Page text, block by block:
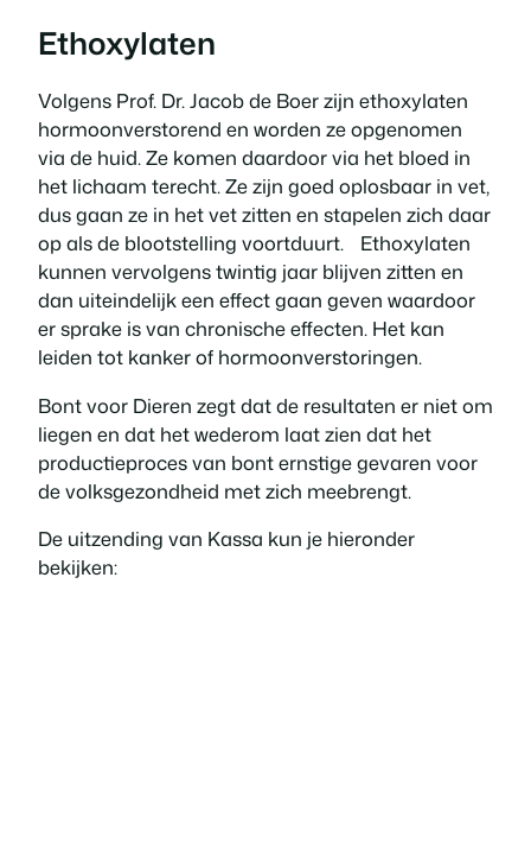
Ethoxylaten
Volgens Prof. Dr. Jacob de Boer zijn ethoxylaten
hormoonverstorend en worden ze opgenomen
via de huid. Ze komen daardoor via het bloed in
het lichaam terecht. Ze zijn goed oplosbaar in vet,
dus gaan ze in het vet zitten en stapelen zich daar
op als de blootstelling voortduurt. Ethoxylaten
kunnen vervolgens twintig jaar blijven zitten en
dan uiteindelijk een effect gaan geven waardoor
er sprake is van chronische effecten. Het kan
leiden tot kanker of hormoonverstoringen.
Bont voor Dieren zegt dat de resultaten er niet om
liegen en dat het wederom laat zien dat het
productieproces van bont ernstige gevaren voor
de volksgezondheid met zich meebrengt.
De uitzending van Kassa kun je hieronder
bekijken: